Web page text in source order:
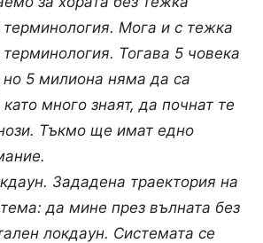
Мога и с тежка
Тогава 5 човека
5 милиона няма да са
много знаят, да почнат те
Тъкмо ще имат едно
Зададена траектория на
да мине през вълната без
локдаун. Системата се